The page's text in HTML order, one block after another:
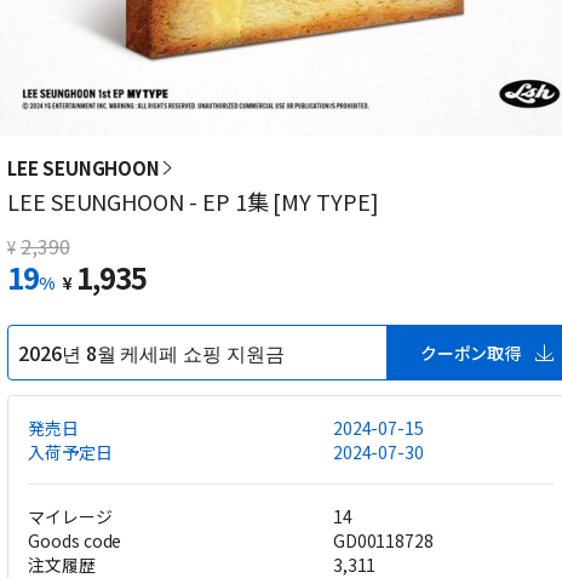
LEE SEUNGHOON
LEE SEUNGHOON - EP 1集 [MY TYPE]
¥ 2,390
19% ¥ 1,935
2026년 8월 케세페 쇼핑 지원금 クーポン取得
発売日
2024-07-15
入荷予定日
2024-07-30
マイレージ
14
Goods code
GD00118728
注文履歴
3,311